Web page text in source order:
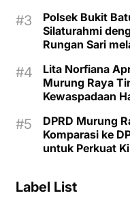
Polsek Bukit
Silaturahmi
Rungan Sari
Lita Norfiana
Murung Raya
Kewaspadaan
DPRD Murung
Komparasi ke
untuk Perkuat
Label List